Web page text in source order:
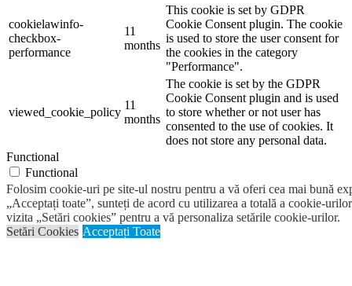
Folosim cookie-uri pe site-ul nostru pentru a vă oferi cea mai bună
„Acceptați toate”, sunteți de acord cu utilizarea a totală a cookie-
vizita „Setări cookies” pentru a vă personaliza setările cookie-urilor.
Setări Cookies Acceptați Toate
cookielawinfo-
checkbox-
performance
11
months
This cookie is set by GDPR
Cookie Consent plugin. The cookie
is used to store the user consent for
the cookies in the category
"Performance".
viewed_cookie_policy
11
months
The cookie is set by the GDPR
Cookie Consent plugin and is used
to store whether or not user has
consented to the use of cookies. It
does not store any personal data.
Functional
Functional
Functional cookies help to perform certain functionalities like
sharing the content of the website on social media platforms, collect
feedbacks, and other third-party features.
Performance